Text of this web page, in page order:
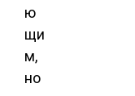
ю
щи
м,
но